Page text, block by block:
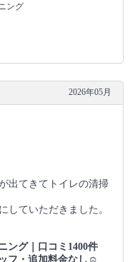
ング
2026年05月
出てきてトイレの清掃
していただきました。
ング｜口コミ1400件
フ・追加料金なし☺️